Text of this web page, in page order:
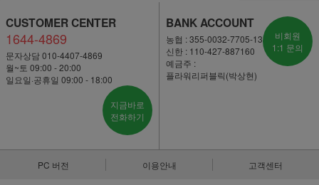
CUSTOMER CENTER
1644-4869
문자상담 010-4407-4869
월~토 09:00 - 20:00
일요일·공휴일 09:00 - 18:00
지금바로
전화하기
BANK ACCOUNT
농협 : 355-0032-7705-13
신한 : 110-427-887160
예금주 :
플라워리퍼블릭(박상현)
비회원
1:1 문의
PC 버전 이용안내 고객센터